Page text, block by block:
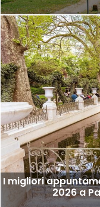
I migliori
2026 a